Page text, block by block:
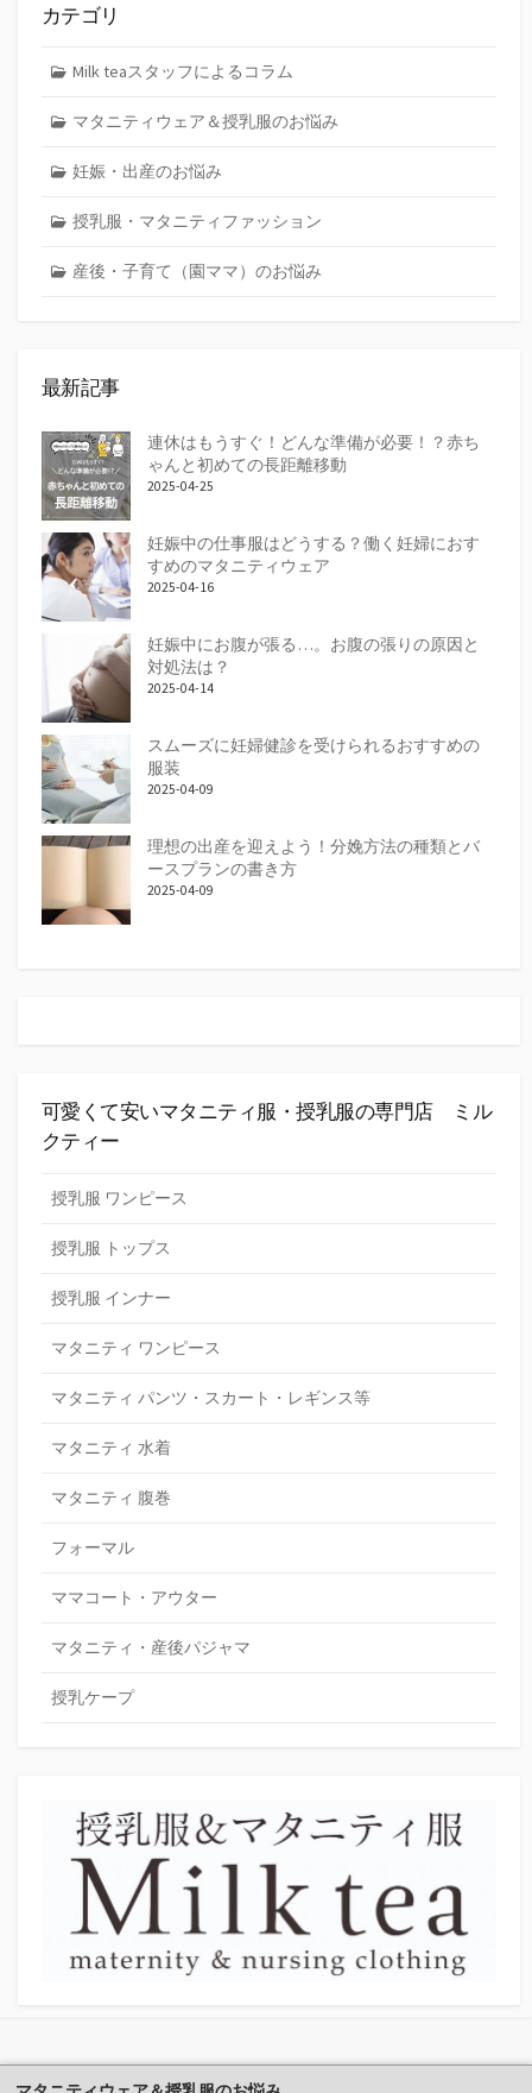
カテゴリ
Milk teaスタッフによるコラム
マタニティウェア＆授乳服のお悩み
妊娠・出産のお悩み
授乳服・マタニティファッション
産後・子育て（園ママ）のお悩み
最新記事
連休はもうすぐ！どんな準備が必要！？赤ち
ゃんと初めての長距離移動
2025-04-25
妊娠中の仕事服はどうする？働く妊婦におす
すめのマタニティウェア
2025-04-16
妊娠中にお腹が張る…。お腹の張りの原因と
対処法は？
2025-04-14
スムーズに妊婦健診を受けられるおすすめの
服装
2025-04-09
理想の出産を迎えよう！分娩方法の種類とバ
ースプランの書き方
2025-04-09
可愛くて安いマタニティ服・授乳服の専門店 ミル
クティー
授乳服 ワンピース
授乳服 トップス
授乳服 インナー
マタニティ ワンピース
マタニティ パンツ・スカート・レギンス等
マタニティ 水着
マタニティ 腹巻
フォーマル
ママコート・アウター
マタニティ・産後パジャマ
授乳ケープ